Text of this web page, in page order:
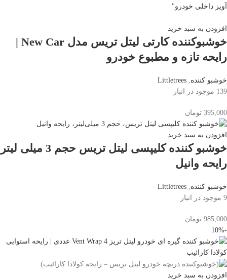
افزودن به سبد خرید
خوشبوکننده کارتی لیتل تریس مدل New Car |
رایحه تازه و مطبوع خودرو
خوشبو کننده Littletrees
139 موجود در انبار
395,000 تومان
افزودن به سبد خرید
خوشبو کننده کلیپسی لیتل تریس حجم 3 میلی لیتر
رایحه وانیل
خوشبو کننده,
Littletrees
9 موجود در انبار
985,000 تومان
-10%
افزودن به سبد خرید